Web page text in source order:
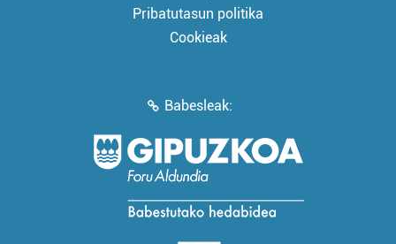
Pribatutasun politika
Cookieak
Babesleak: